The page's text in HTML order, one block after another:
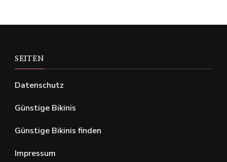
SEITEN
Datenschutz
Günstige Bikinis
Günstige Bikinis finden
Impressum